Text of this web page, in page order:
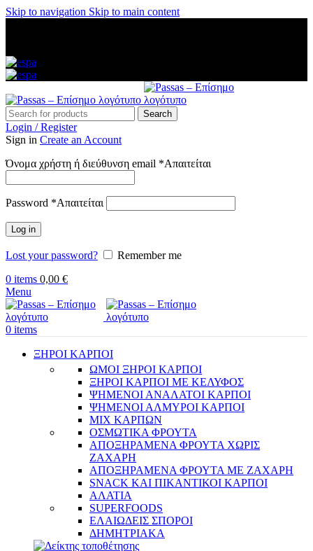
Skip to navigation Skip to main content
Search
Login / Register
Sign in Create an Account
Όνομα χρήστη ή διεύθυνση email *Απαιτείται
Password *Απαιτείται
Log in
Lost your password?
Remember me
0 items 0,00 €
Menu
0 items
ΞΗΡΟΙ ΚΑΡΠΟΙ
ΩΜΟΙ ΞΗΡΟΙ ΚΑΡΠΟΙ
ΞΗΡΟΙ ΚΑΡΠΟΙ ΜΕ ΚΕΛΥΦΟΣ
ΨΗΜΕΝΟΙ ΑΝΑΛΑΤΟΙ ΚΑΡΠΟΙ
ΨΗΜΕΝΟΙ ΑΛΜΥΡΟΙ ΚΑΡΠΟΙ
MIX ΚΑΡΠΩΝ
ΟΣΜΩΤΙΚΑ ΦΡΟΥΤΑ
ΑΠΟΞΗΡΑΜΕΝΑ ΦΡΟΥΤΑ ΧΩΡΙΣ
ΖΑΧΑΡΗ
ΑΠΟΞΗΡΑΜΕΝΑ ΦΡΟΥΤΑ ΜΕ ΖΑΧΑΡΗ
SNACK ΚΑΙ ΠΙΚΑΝΤΙΚΟΙ ΚΑΡΠΟΙ
ΑΛΑΤΙΑ
SUPERFOODS
ΕΛΑΙΩΔΕΙΣ ΣΠΟΡΟΙ
ΔΗΜΗΤΡΙΑΚΑ